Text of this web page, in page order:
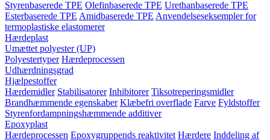
Styrenbaserede TPE Olefinbaserede TPE Urethanbaserede TPE
Esterbaserede TPE Amidbaserede TPE Anvendelseseksempler for
termoplastiske elastomerer
Hærdeplast
Umættet polyester (UP)
Polyestertyper Hærdeprocessen
Udhærdningsgrad
Hjælpestoffer
Hærdemidler Stabilisatorer Inhibitorer Tiksotreperingsmidler
Brandhæmmende egenskaber Klæbefri overflade Farve Fyldstoffer
Styrenfordampningshæmmende additiver
Epoxyplast
Hærdeprocessen Epoxygruppends reaktivitet Hærdere Inddeling af